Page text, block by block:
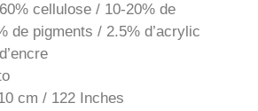
cellulose / 10-20% de
de pigments / 2.5% d’acrylic
cm / 122 Inches